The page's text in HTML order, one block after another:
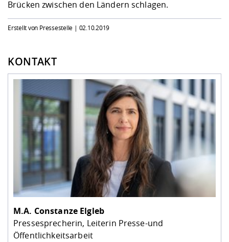
Brücken zwischen den Ländern schlagen.
Erstellt von Pressestelle | 02.10.2019
KONTAKT
M.A. Constanze Elgleb
Pressesprecherin, Leiterin Presse-und
Öffentlichkeitsarbeit